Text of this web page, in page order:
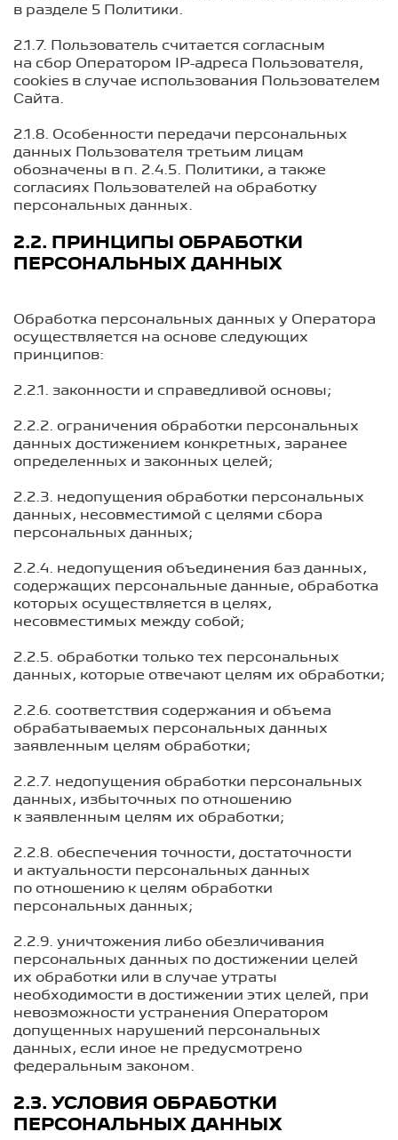
в разделе 5 Политики.
2.1.7. Пользователь считается согласным
на сбор Оператором IP-адреса Пользователя,
cookies в случае использования Пользователем
Сайта.
2.1.8. Особенности передачи персональных
данных Пользователя третьим лицам
обозначены в п. 2.4.5.
Политики, а также
согласиях Пользователей на обработку
персональных данных.
2.2. ПРИНЦИПЫ ОБРАБОТКИ
ПЕРСОНАЛЬНЫХ ДАННЫХ
Обработка персональных данных у Оператора
осуществляется на основе следующих
принципов:
2.2.1. законности и справедливой основы;
2.2.2. ограничения обработки персональных
данных достижением конкретных, заранее
определенных и законных целей;
2.2.3. недопущения обработки персональных
данных, несовместимой с целями сбора
персональных данных;
2.2.4. недопущения объединения баз данных,
содержащих персональные данные, обработка
которых осуществляется в целях,
несовместимых между собой;
2.2.5. обработки только тех персональных
данных, которые отвечают целям их обработки;
2.2.6. соответствия содержания и объема
обрабатываемых персональных данных
заявленным целям обработки;
2.2.7. недопущения обработки персональных
данных, избыточных по отношению
к заявленным целям их обработки;
2.2.8. обеспечения точности, достаточности
и актуальности персональных данных
по отношению к целям обработки
персональных данных;
2.2.9. уничтожения либо обезличивания
персональных данных по достижении целей
их обработки или в случае утраты
необходимости в достижении этих целей, при
невозможности устранения Оператором
допущенных нарушений персональных
данных, если иное не предусмотрено
федеральным законом.
2.3. УСЛОВИЯ ОБРАБОТКИ
ПЕРСОНАЛЬНЫХ ДАННЫХ